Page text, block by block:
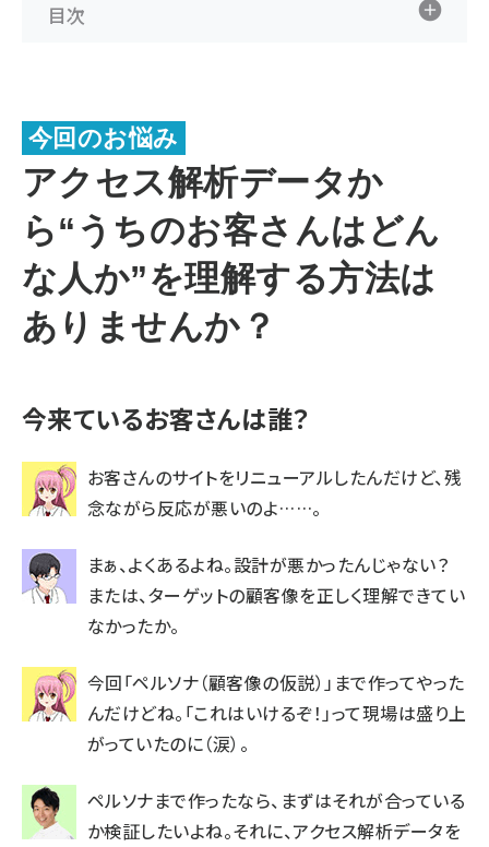
目次
今回のお悩み
アクセス解析データか
ら“うちのお客さんはどん
な人か”を理解する方法は
ありませんか？
今来ているお客さんは誰？
お客さんのサイトをリニューアルしたんだけど、残
念ながら反応が悪いのよ……。
まぁ、よくあるよね。設計が悪かったんじゃない？
または、ターゲットの顧客像を正しく理解できてい
なかったか。
今回「ペルソナ（顧客像の仮説）」まで作ってやった
んだけどね。「これはいけるぞ！」って現場は盛り上
がっていたのに（涙）。
ペルソナまで作ったなら、まずはそれが合っている
か検証したいよね。それに、アクセス解析データを